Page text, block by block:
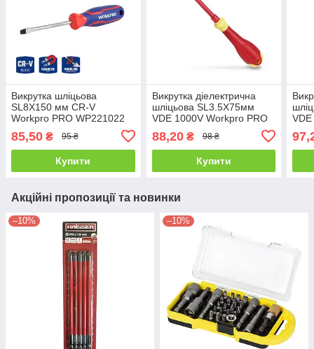
Викрутка шліцьова
SL8X150 мм CR-V
Workpro PRO WP221022
85,50 ₴ 95 ₴
Купити
Викрутка діелектрична
шліцьова SL3.5X75мм
VDE 1000V Workpro PRO
88,20₴ 98 ₴
Купити
Акційні пропозиції та новинки
–10% –10%